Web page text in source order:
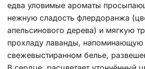
едва уловимые ароматы
нежную сладость флердоранжа
апельсинового дерева) и мягкую
прохладу лаванды, напоминающую
свежевыстиранном белье,